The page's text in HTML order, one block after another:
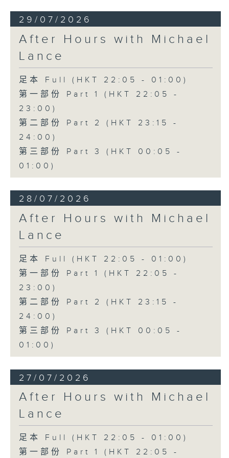
29/07/2026
After Hours with Michael
Lance
足本 Full (HKT 22:05 - 01:00)
第一部份 Part 1 (HKT 22:05 -
23:00)
第二部份 Part 2 (HKT 23:15 -
24:00)
第三部份 Part 3 (HKT 00:05 -
01:00)
28/07/2026
After Hours with Michael
Lance
足本 Full (HKT 22:05 - 01:00)
第一部份 Part 1 (HKT 22:05 -
23:00)
第二部份 Part 2 (HKT 23:15 -
24:00)
第三部份 Part 3 (HKT 00:05 -
01:00)
27/07/2026
After Hours with Michael
Lance
足本 Full (HKT 22:05 - 01:00)
第一部份 Part 1 (HKT 22:05 -